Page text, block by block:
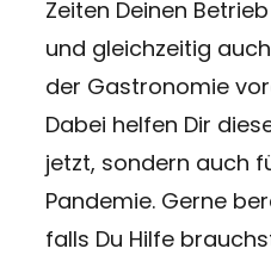
Zeiten Deinen
und gleichzeitig
der Gastronomie
Dabei helfen Dir
jetzt, sondern auch
Pandemie. Gerne
falls Du Hilfe